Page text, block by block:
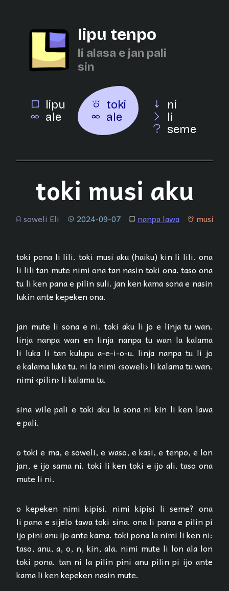
lipu tenpo
li alasa e jan pali
sin
lipu
ale
toki
ale
ni
li
seme
toki musi aku
jan soweli Eli tenpo 2024-09-07 lipu nanpa lawa musi musi
toki pona li lili. toki musi aku (haiku) kin li lili. ona
li lili tan mute nimi ona tan nasin toki ona. taso ona
tu li ken pana e pilin suli. jan ken kama sona e nasin
lukin ante kepeken ona.
jan mute li sona e ni. toki aku li jo e linja tu wan.
linja nanpa wan en linja nanpa tu wan la kalama
li luka li tan kulupu a-e-i-o-u. linja nanpa tu li jo
e kalama luka tu. ni la nimi ‹soweli› li kalama tu wan.
nimi ‹pilin› li kalama tu.
sina wile pali e toki aku la sona ni kin li ken lawa
e pali.
o toki e ma, e soweli, e waso, e kasi, e tenpo, e lon
jan, e ijo sama ni. toki li ken toki e ijo ali. taso ona
mute li ni.
o kepeken nimi kipisi. nimi kipisi li seme? ona
li pana e sijelo tawa toki sina. ona li pana e pilin pi
ijo pini anu ijo ante kama. toki pona la nimi li ken ni:
taso, anu, a, o, n, kin, ala. nimi mute li lon ala lon
toki pona. tan ni la pilin pini anu pilin pi ijo ante
kama li ken kepeken nasin mute.